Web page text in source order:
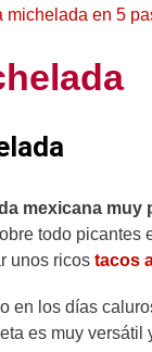
michelada en 5
mexicana
todo
unos ricos tacos
en los días
es muy